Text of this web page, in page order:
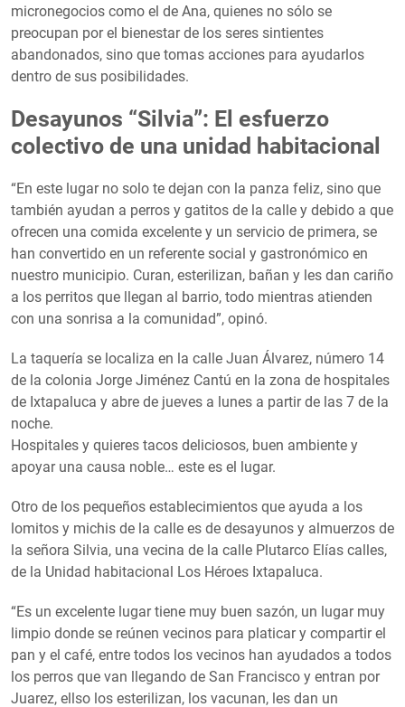
micronegocios como el de Ana, quienes no sólo se
preocupan por el bienestar de los seres sintientes
abandonados, sino que tomas acciones para ayudarlos
dentro de sus posibilidades.
Desayunos “Silvia”: El esfuerzo
colectivo de una unidad habitacional
“En este lugar no solo te dejan con la panza feliz, sino que
también ayudan a perros y gatitos de la calle y debido a que
ofrecen una comida excelente y un servicio de primera, se
han convertido en un referente social y gastronómico en
nuestro municipio. Curan, esterilizan, bañan y les dan cariño
a los perritos que llegan al barrio, todo mientras atienden
con una sonrisa a la comunidad”, opinó.
La taquería se localiza en la calle Juan Álvarez, número 14
de la colonia Jorge Jiménez Cantú en la zona de hospitales
de Ixtapaluca y abre de jueves a lunes a partir de las 7 de la
noche.
Hospitales y quieres tacos deliciosos, buen ambiente y
apoyar una causa noble… este es el lugar.
Otro de los pequeños establecimientos que ayuda a los
lomitos y michis de la calle es de desayunos y almuerzos de
la señora Silvia, una vecina de la calle Plutarco Elías calles,
de la Unidad habitacional Los Héroes Ixtapaluca.
“Es un excelente lugar tiene muy buen sazón, un lugar muy
limpio donde se reúnen vecinos para platicar y compartir el
pan y el café, entre todos los vecinos han ayudados a todos
los perros que van llegando de San Francisco y entran por
Juarez, ellso los esterilizan, los vacunan, les dan un